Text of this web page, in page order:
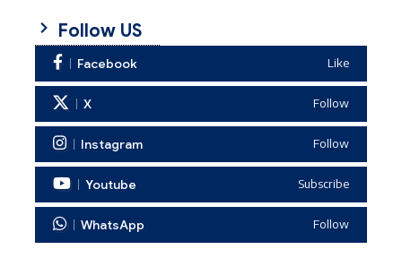
Follow US
Facebook Like
X Follow
Instagram Follow
Youtube Subscribe
WhatsApp Follow